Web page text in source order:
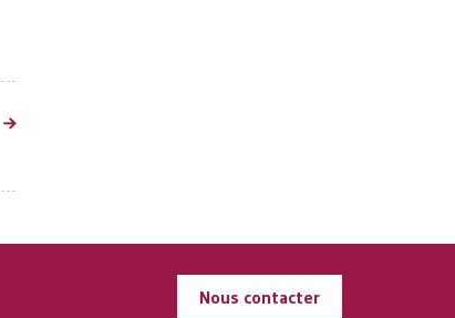
Nous contacter